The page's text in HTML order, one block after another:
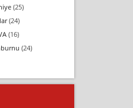
(25)
(24)
(16)
(24)